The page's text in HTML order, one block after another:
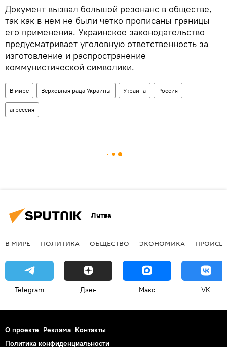
Документ вызвал большой резонанс в обществе,
так как в нем не были четко прописаны границы
его применения. Украинское законодательство
предусматривает уголовную ответственность за
изготовление и распространение
коммунистической символики.
В мире Верховная рада Украины Украина Россия
агрессия
Литва
В МИРЕ ПОЛИТИКА ОБЩЕСТВО ЭКОНОМИКА
Telegram Дзен Макс VK
О проекте Реклама Контакты
Политика конфиденциальности